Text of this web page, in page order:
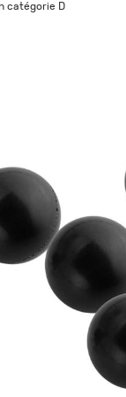
catégorie D